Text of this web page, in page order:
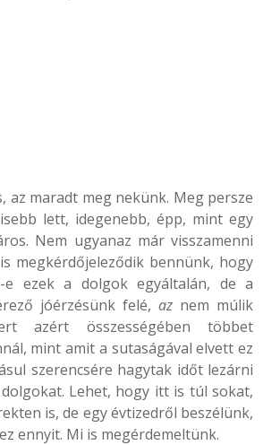
az maradt meg nekünk. Meg persze
lett, idegenebb, épp, mint egy
Nem ugyanaz már visszamenni
megkérdőjeleződik bennünk, hogy
e ezek a dolgok egyáltalán, de a
jóérzésünk felé, az nem múlik
azért összességében többet
mint amit a sutaságával elvett ez
szerencsére hagytak időt lezárni
Lehet, hogy itt is túl sokat,
is, de egy évtizedről beszélünk,
ennyit. Mi is megérdemeltünk.